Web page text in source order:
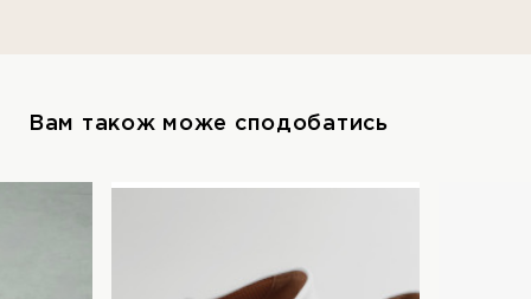
Вам також може сподобатись